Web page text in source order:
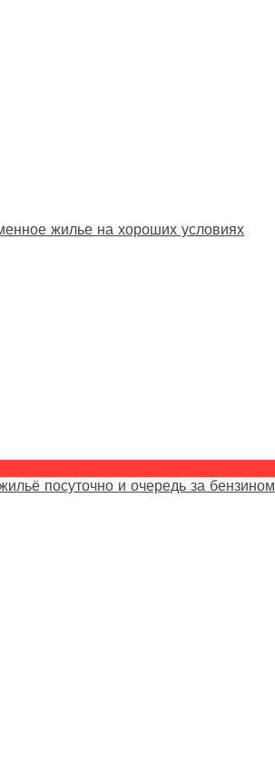
жилье на хороших условиях
посуточно и очередь за бензином